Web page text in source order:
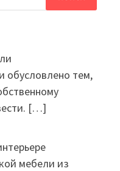
обусловлено тем,
[…]
мебели из